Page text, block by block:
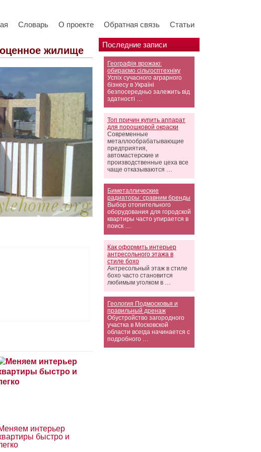
Словарь О проекте Обратная связь Статьи
Последние записи
Географія врожаю:
обираємо сільгосптехніку
Успіх сучасного аграрного
бізнесу в Україні
безпосередньо залежить від
здатності …
Топ причин купить аппарат
для порошковой окраски
Современные
металлообрабатывающие
предприятия,
автомастерские и
производственные цеха все
чаще отказываются …
Биметаллические
радиаторы: сравним бренды
Выбор отопительного
оборудования для городской
квартиры часто упирается в
поиск …
Как оформить интерьер
антресольного этажа в
стиле бохо
Антресольный этаж в стиле
бохо часто становится
любимым уголком в …
Геология Подмосковья и
правильный дренаж
Обустройство загородного
участка в Московской
области всегда начинается с
подробного …
жилище
интерьер
быстро и